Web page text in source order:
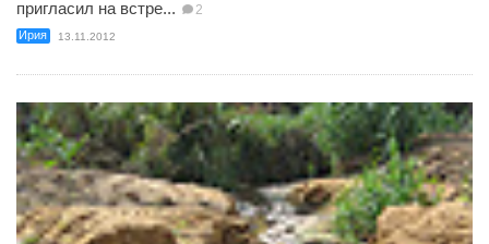
пригласил на встре...
2
Ирия 13.11.2012